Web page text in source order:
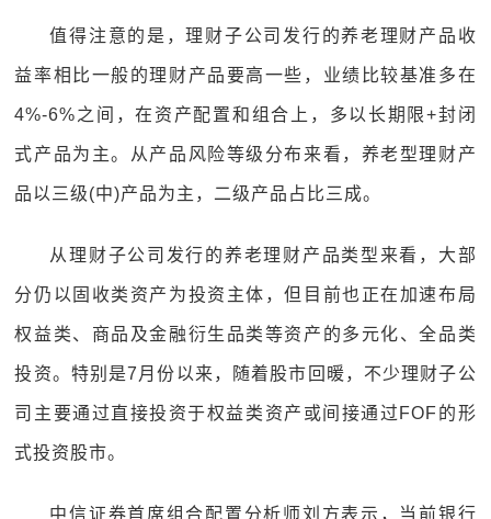
值得注意的是，理财子公司发行的养老理财产品收
益率相比一般的理财产品要高一些，业绩比较基准多在
4%-6%之间，在资产配置和组合上，多以长期限+封闭
式产品为主。从产品风险等级分布来看，养老型理财产
品以三级(中)产品为主，二级产品占比三成。
从理财子公司发行的养老理财产品类型来看，大部
分仍以固收类资产为投资主体，但目前也正在加速布局
权益类、商品及金融衍生品类等资产的多元化、全品类
投资。特别是7月份以来，随着股市回暖，不少理财子公
司主要通过直接投资于权益类资产或间接通过FOF的形
式投资股市。
中信证券首席组合配置分析师刘方表示，当前银行